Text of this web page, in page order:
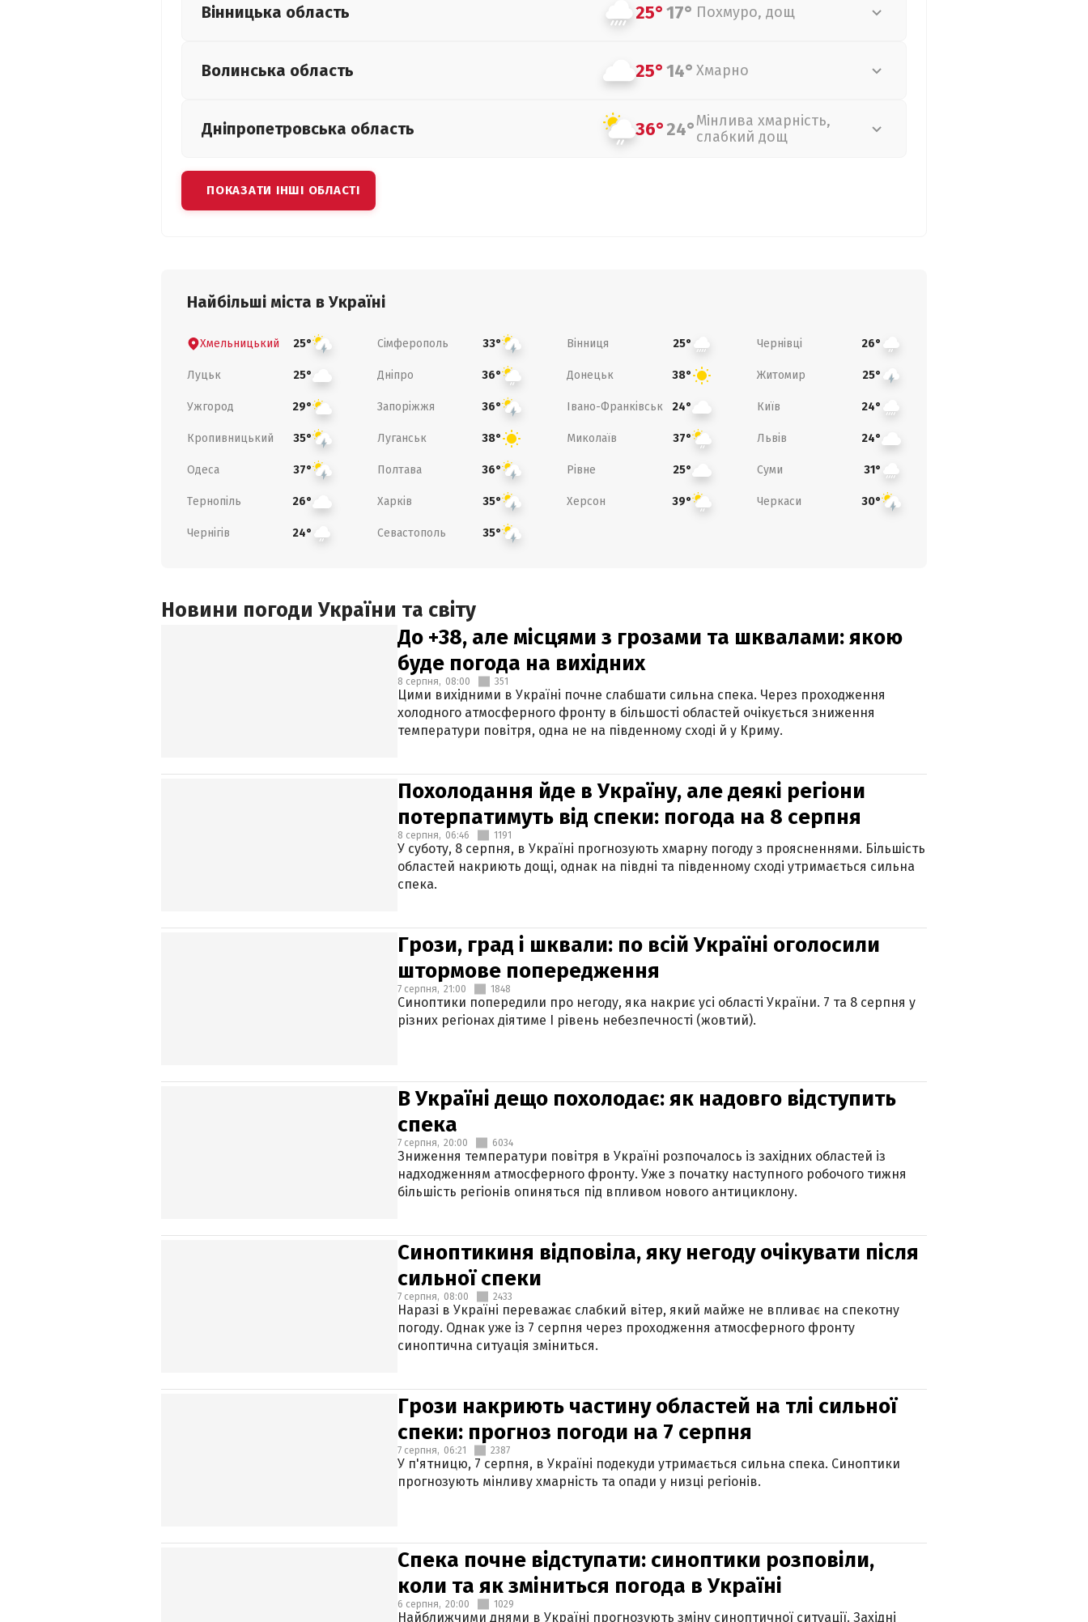
Вінницька область 25°17° Похмуро, дощ
Волинська область 25°14° Хмарно
Дніпропетровська область 36°24°Мінлива хмарність,
слабкий дощ
ПОКАЗАТИ ІНШІ ОБЛАСТІ
Найбільші міста в Україні
Хмельницький 25° Сімферополь 33° Вінниця 25° Чернівці 26°
Луцьк 25° Дніпро 36° Донецьк 38° Житомир 25°
Ужгород 29° Запоріжжя 36° Івано-Франківськ 24° Київ 24°
Кропивницький 35° Луганськ 38° Миколаїв 37° Львів 24°
Одеса 37° Полтава 36° Рівне 25° Суми 31°
Тернопіль 26° Харків 35° Херсон 39° Черкаси 30°
Чернігів 24° Севастополь 35°
Новини погоди України та світу
До +38, але місцями з грозами та шквалами: якою
буде погода на вихідних
8 серпня, 08:00 351
Цими вихідними в Україні почне слабшати сильна спека. Через проходження
холодного атмосферного фронту в більшості областей очікується зниження
температури повітря, одна не на південному сході й у Криму.
Похолодання йде в Україну, але деякі регіони
потерпатимуть від спеки: погода на 8 серпня
8 серпня, 06:46 1191
У суботу, 8 серпня, в Україні прогнозують хмарну погоду з проясненнями. Більшість
областей накриють дощі, однак на півдні та південному сході утримається сильна
спека.
Грози, град і шквали: по всій Україні оголосили
штормове попередження
7 серпня, 21:00 1848
Синоптики попередили про негоду, яка накриє усі області України. 7 та 8 серпня у
різних регіонах діятиме І рівень небезпечності (жовтий).
В Україні дещо похолодає: як надовго відступить
спека
7 серпня, 20:00 6034
Зниження температури повітря в Україні розпочалось із західних областей із
надходженням атмосферного фронту. Уже з початку наступного робочого тижня
більшість регіонів опиняться під впливом нового антициклону.
Синоптикиня відповіла, яку негоду очікувати після
сильної спеки
7 серпня, 08:00 2433
Наразі в Україні переважає слабкий вітер, який майже не впливає на спекотну
погоду. Однак уже із 7 серпня через проходження атмосферного фронту
синоптична ситуація зміниться.
Грози накриють частину областей на тлі сильної
спеки: прогноз погоди на 7 серпня
7 серпня, 06:21 2387
У п'ятницю, 7 серпня, в Україні подекуди утримається сильна спека. Синоптики
прогнозують мінливу хмарність та опади у низці регіонів.
Спека почне відступати: синоптики розповіли,
коли та як зміниться погода в Україні
6 серпня, 20:00 1029
Найближчими днями в Україні прогнозують зміну синоптичної ситуації. Західні